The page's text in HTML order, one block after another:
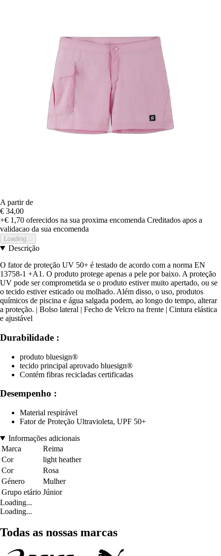
A partir de
€ 34,00
+€ 1,70 oferecidos na sua proxima encomenda Creditados apos a
validacao da sua encomenda
Loading...
Descrição
O fator de proteção UV 50+ é testado de acordo com a norma EN
13758-1 +A1. O produto protege apenas a pele por baixo. A proteção
UV pode ser comprometida se o produto estiver muito apertado, ou se
o tecido estiver esticado ou molhado. Além disso, o uso, produtos
químicos de piscina e água salgada podem, ao longo do tempo, alterar
a proteção. | Bolso lateral | Fecho de Velcro na frente | Cintura elástica
e ajustável
Durabilidade :
produto bluesign®
tecido principal aprovado bluesign®
Contém fibras recicladas certificadas
Desempenho :
Material respirável
Fator de Proteção Ultravioleta, UPF 50+
Informações adicionais
Marca
Reima
Cor
light heather
Cor
Rosa
Género
Mulher
Grupo etário Júnior
Loading...
Loading...
Todas as nossas marcas